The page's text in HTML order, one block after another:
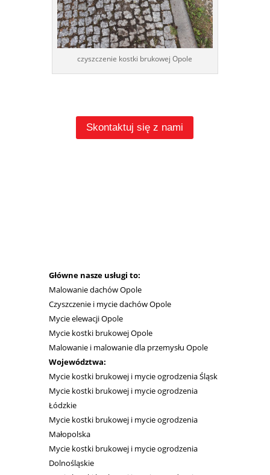
czyszczenie kostki brukowej Opole
Skontaktuj się z nami
Główne nasze usługi to:
Malowanie dachów Opole
Czyszczenie i mycie dachów Opole
Mycie elewacji Opole
Mycie kostki brukowej Opole
Malowanie i malowanie dla przemysłu Opole
Województwa:
Mycie kostki brukowej i mycie ogrodzenia Śląsk
Mycie kostki brukowej i mycie ogrodzenia
Łódzkie
Mycie kostki brukowej i mycie ogrodzenia
Małopolska
Mycie kostki brukowej i mycie ogrodzenia
Dolnośląskie